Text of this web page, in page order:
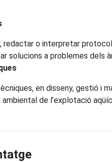
redactar o interpretar
solucions a problemes dels
en disseny, gestió i
de l’explotació